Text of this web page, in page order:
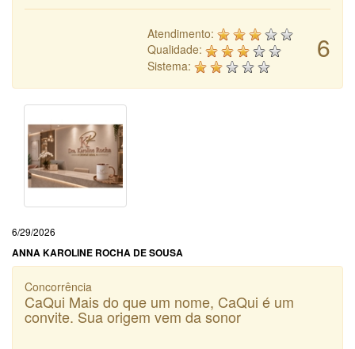
6
Atendimento:
Qualidade:
Sistema:
6/29/2026
ANNA KAROLINE ROCHA DE SOUSA
Concorrência
CaQui Mais do que um nome, CaQui é um
convite. Sua origem vem da sonor